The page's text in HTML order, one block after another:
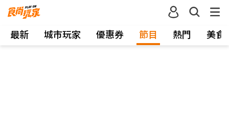
最新 城市玩家 優惠券 節目 熱門 美食